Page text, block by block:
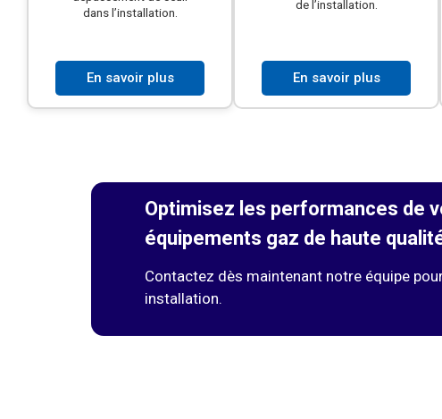
dans l’installation.
En savoir plus
de l’installation.
En savoir plus
Optimisez les performances de
équipements gaz de haute
Contactez dès maintenant notre équipe
installation.